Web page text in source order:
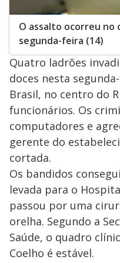
O assalto ocorreu no
segunda-feira (14)
Quatro ladrões
doces nesta
Brasil, no centro do
funcionários. Os
computadores e
gerente do
cortada.
Os bandidos
levada para o
passou por uma
orelha. Segundo a
Saúde, o quadro
Coelho é estável.